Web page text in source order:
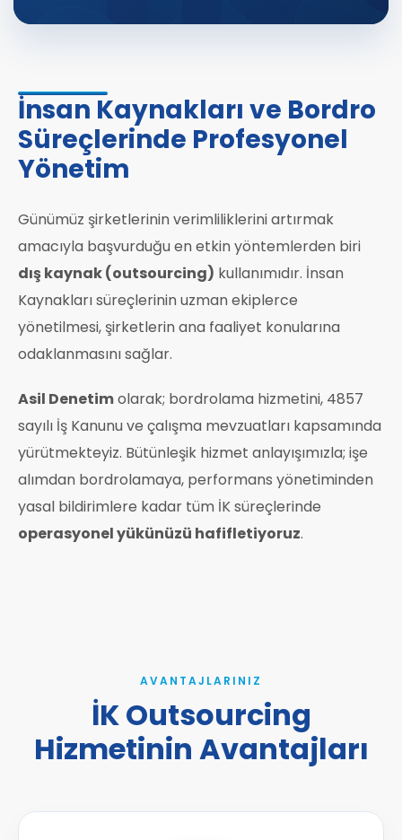
İnsan Kaynakları ve Bordro
Süreçlerinde Profesyonel
Yönetim
Günümüz şirketlerinin verimliliklerini artırmak
amacıyla başvurduğu en etkin yöntemlerden biri
dış kaynak (outsourcing) kullanımıdır. İnsan
Kaynakları süreçlerinin uzman ekiplerce
yönetilmesi, şirketlerin ana faaliyet konularına
odaklanmasını sağlar.
Asil Denetimolarak; bordrolama hizmetini, 4857
sayılı İş Kanunu ve çalışma mevzuatları kapsamında
yürütmekteyiz. Bütünleşik hizmet anlayışımızla; işe
alımdan bordrolamaya, performans yönetiminden
yasal bildirimlere kadar tüm İK süreçlerinde
operasyonel yükünüzü hafifletiyoruz.
AVANTAJLARINIZ
İK Outsourcing
Hizmetinin Avantajları